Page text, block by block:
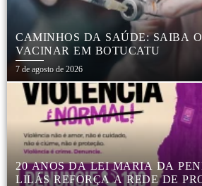
CAMINHOS DA SAÚDE: SAIBA
VACINAR EM BOTUCATU
7 de agosto de 2026
20 ANOS DA LEI MARIA DA
LILÁS REFORÇA A REDE DE